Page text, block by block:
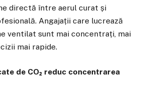
directă între aerul curat și
Angajații care lucrează
ventilat sunt mai concentrați, mai
mai rapide.
de CO₂ reduc concentrarea